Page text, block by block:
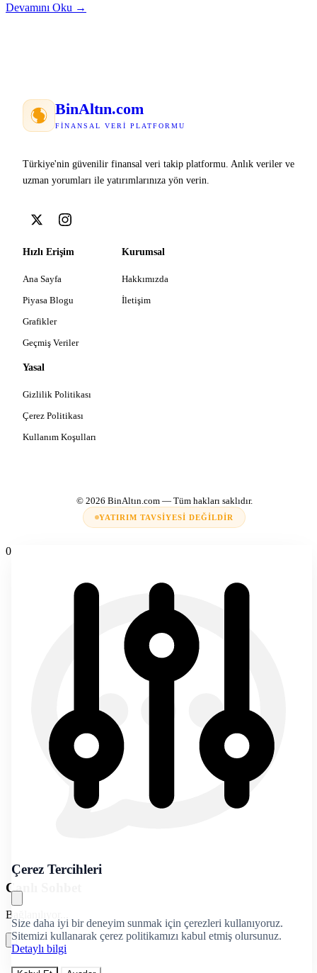
Devamını Oku →
BinAltın.com
FINANSAL VERI PLATFORMU
Türkiye'nin güvenilir finansal veri takip platformu. Anlık veriler ve
uzman yorumları ile yatırımlarınıza yön verin.
Hızlı Erişim
Ana Sayfa
Piyasa Blogu
Grafikler
Geçmiş Veriler
Kurumsal
Hakkımızda
İletişim
Yasal
Gizlilik Politikası
Çerez Politikası
Kullanım Koşulları
© 2026 BinAltın.com— Tüm hakları saklıdır.
YATIRIM TAVSIYESI DEĞILDIR
Çerez Tercihleri
Size daha iyi bir deneyim sunmak için çerezleri kullanıyoruz.
Sitemizi kullanarak çerez politikamızı kabul etmiş olursunuz.
Detaylı bilgi
0
Canlı Sohbet
Bağlanılıyor...